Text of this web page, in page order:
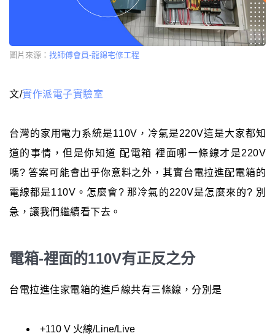
圖片來源： 找師傅會員-龍錦宅修工程
文/實作派電子實驗室
台灣的家用電力系統是110V，冷氣是220V這是大家都知
道的事情，但是你知道 配電箱 裡面哪一條線才是220V
嗎? 答案可能會出乎你意料之外，其實台電拉進配電箱的
電線都是110V。怎麼會? 那冷氣的220V是怎麼來的? 別
急，讓我們繼續看下去。
電箱-裡面的110V有正反之分
台電拉進住家電箱的進戶線共有三條線，分別是
+110 V 火線/Line/Live